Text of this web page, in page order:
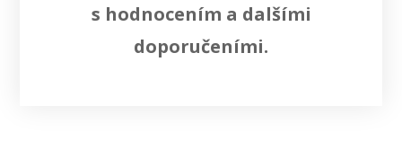
s hodnocením a dalšími
doporučeními.